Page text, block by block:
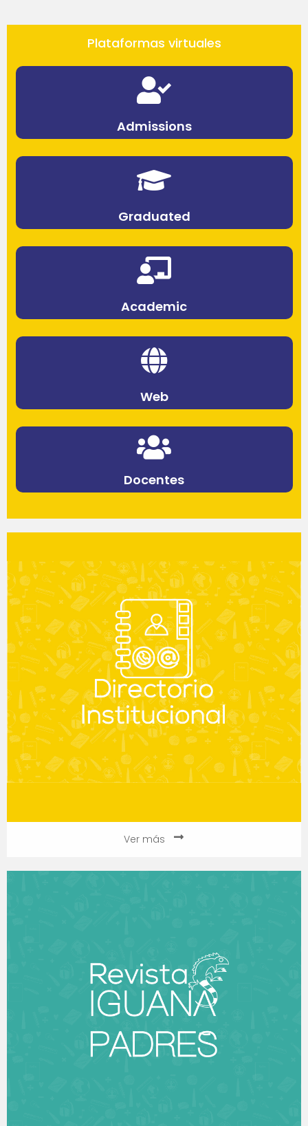
Plataformas virtuales
Admissions
Graduated
Academic
Web
Docentes
Ver más